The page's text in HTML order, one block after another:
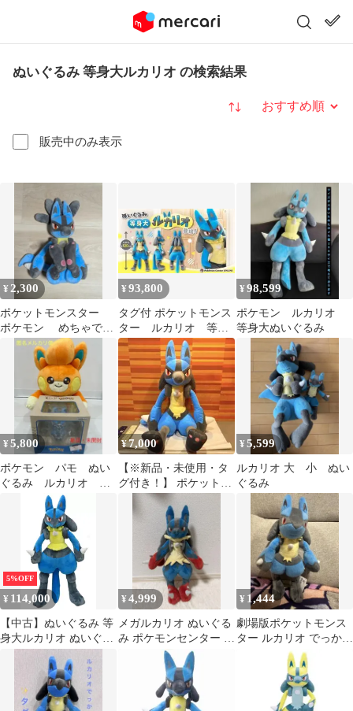
ぬいぐるみ 等身大ルカリオ の検索結果
販売中のみ表示
並び替え
¥ 2,300
ポケットモンスター
ポケモン めちゃでか
ルカリオ ぬいぐるみ
¥93,800
タグ付 ポケットモンス
ター ルカリオ 等身
大 ぬいぐるみ ポケモ
ン
¥98,599
ポケモン ルカリオ
等身大ぬいぐるみ
¥5,800
ポケモン パモ ぬい
ぐるみ ルカリオ フ
¥7,000
【※新品・未使用・タ
グ付き！】 ポケットモ
ンスター めちゃでかル
カリオぬいぐるみ
¥5,599
ルカリオ 大 小 ぬい
ぐるみ
5%OFF
¥ 114,000
【中古】ぬいぐるみ 等
身大ルカリオ ぬいぐる
み 「ポケットモンスタ
ー」 ポケモンセンター
¥4,999
メガルカリオ ぬいぐる
み ポケモンセンター ル
カリオ 約40cm
¥ 1,444
劇場版ポケットモンス
ター ルカリオ でっかい
ぬいぐるみ タ